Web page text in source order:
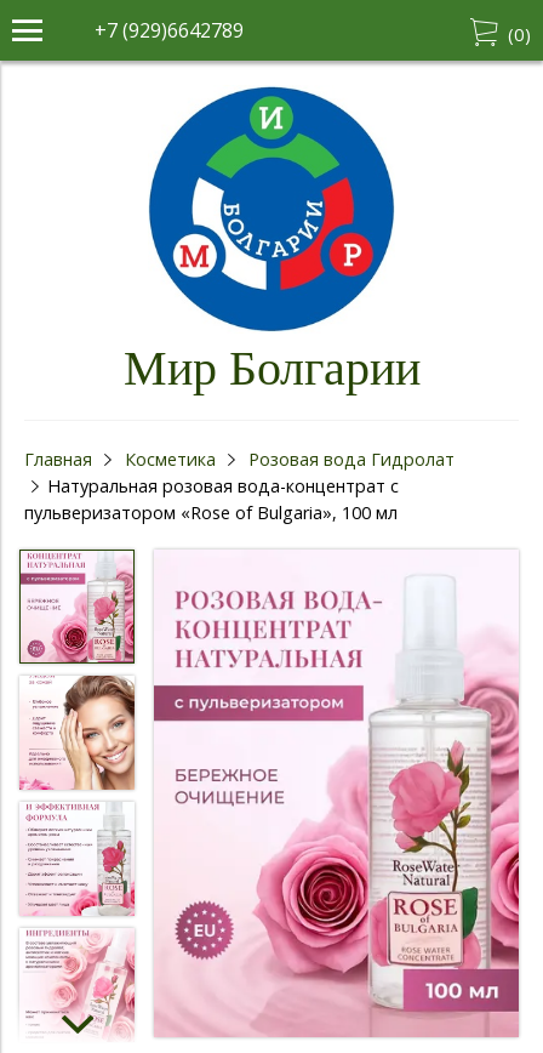
+7 (929)6642789 (0)
Мир Болгарии
Главная Косметика
Розовая вода Гидролат
Натуральная розовая вода-концентрат с
пульверизатором «Rose of Bulgaria», 100 мл